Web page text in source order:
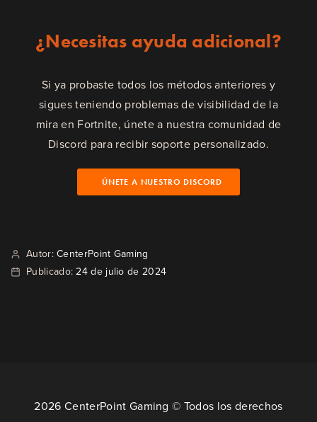
¿Necesitas ayuda adicional?
Si ya probaste todos los métodos anteriores y
sigues teniendo problemas de visibilidad de la
mira en Fortnite, únete a nuestra comunidad de
Discord para recibir soporte personalizado.
ÚNETE A NUESTRO DISCORD
Autor:CenterPoint Gaming
Publicado: 24 de julio de 2024
2026 CenterPoint Gaming © Todos los derechos